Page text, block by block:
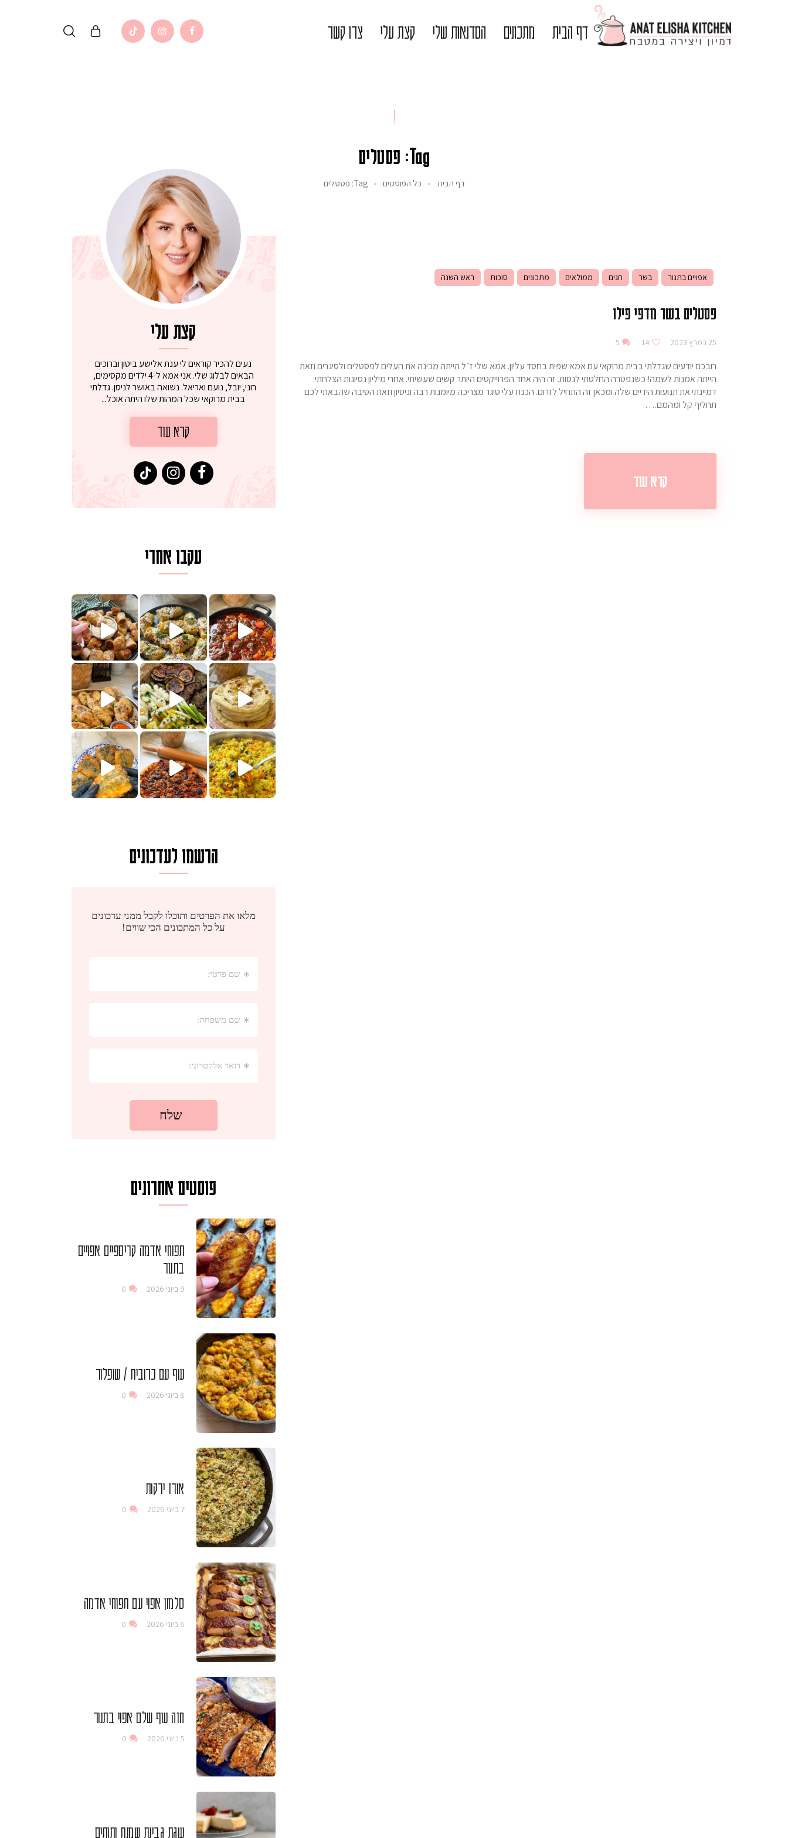
דף הבית מתכונים הסדנאות שלי קצת עלי צרו קשר
Tag: פסטלים
דף הבית כל הפוסטים Tag: פסטלים
אפויים בתנור בשר חגים ממולאים מתכונים סוכות ראש השנה
פסטלים בשר מדפי פילו
25 במרץ 2023 14
5
רובכם יודעים שגדלתי בבית מרוקאי עם אמא שפית בחסד עליון. אמא שלי ז״ל הייתה מכינה את העלים לפסטלים ולסיגרים וזאת
הייתה אמנות לשמה! כשנפטרה החלטתי לנסות. זה היה אחד הפרוייקטים היותר קשים שעשיתי. אחרי מיליון נסיונות הצלחתי.
דמיינתי את תנועות הידיים שלה ומכאן זה התחיל לזרום. הכנת עלי סיגר מצריכה מיומנות רבה וניסיון וזאת הסיבה שהבאתי לכם
תחליף קל ומהמם.…
קרא עוד
קצת עלי
נעים להכיר קוראים לי ענת אלישע ביטון וברוכים
הבאים לבלוג שלי. אני אמא ל-4 ילדים מקסימים,
רוני, יובל, נועם ואריאל. נשואה באושר לניסן. גדלתי
בבית מרוקאי שכל המהות שלו היתה אוכל...
קרא עוד
עקבו אחרי
. גולש המר
קלחי תירס צרובים על מחבת עם גבינה בולגרית מעודנת מ
נשנושי פרגיות קריספיים ממכרים שמכינים בכמה דקות עב
לחם מחבת שהוא שילוב של מופלטה וספינז׳, רעיון מעולאז מה בשבילכם? בפ
פסטל טוניסאי לתשעת הימים, חשבתי מה לחדש לכם ונראה
למתכון
פיצה של תשעת הימים ולמה היא נקראת ככה? ההסבר בסרטו
מז׳ווז׳ין או בתרגום לעברית, מחותניםמתכון ראש
הרשמו לעדכונים
פוסטים אחרונים
תפוחי אדמה קריספיים אפויים
בתנור
9 ביוני 2026 0
עוף עם כרובית / שופלור
8 ביוני 2026 0
אורז ירקות
7 ביוני 2026 0
סלמון אפוי עם תפוחי אדמה
6 ביוני 2026 0
חזה עוף שלם אפוי בתנור
5 ביוני 2026 0
עוגת גבינת שמנת ותותים